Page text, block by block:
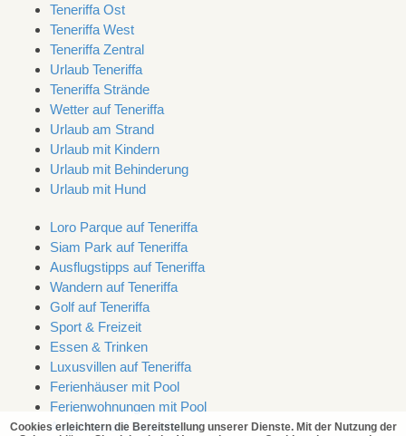
Teneriffa Ost
Teneriffa West
Teneriffa Zentral
Urlaub Teneriffa
Teneriffa Strände
Wetter auf Teneriffa
Urlaub am Strand
Urlaub mit Kindern
Urlaub mit Behinderung
Urlaub mit Hund
Loro Parque auf Teneriffa
Siam Park auf Teneriffa
Ausflugstipps auf Teneriffa
Wandern auf Teneriffa
Golf auf Teneriffa
Sport & Freizeit
Essen & Trinken
Luxusvillen auf Teneriffa
Ferienhäuser mit Pool
Ferienwohnungen mit Pool
Angebote auf Teneriffa
Cookies erleichtern die Bereitstellung unserer Dienste. Mit der Nutzung der